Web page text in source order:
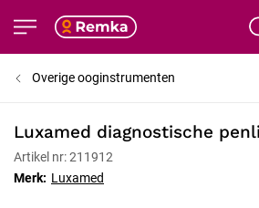
Overige ooginstrumenten
Luxamed diagnostische
Artikel nr: 211912
Merk: Luxamed